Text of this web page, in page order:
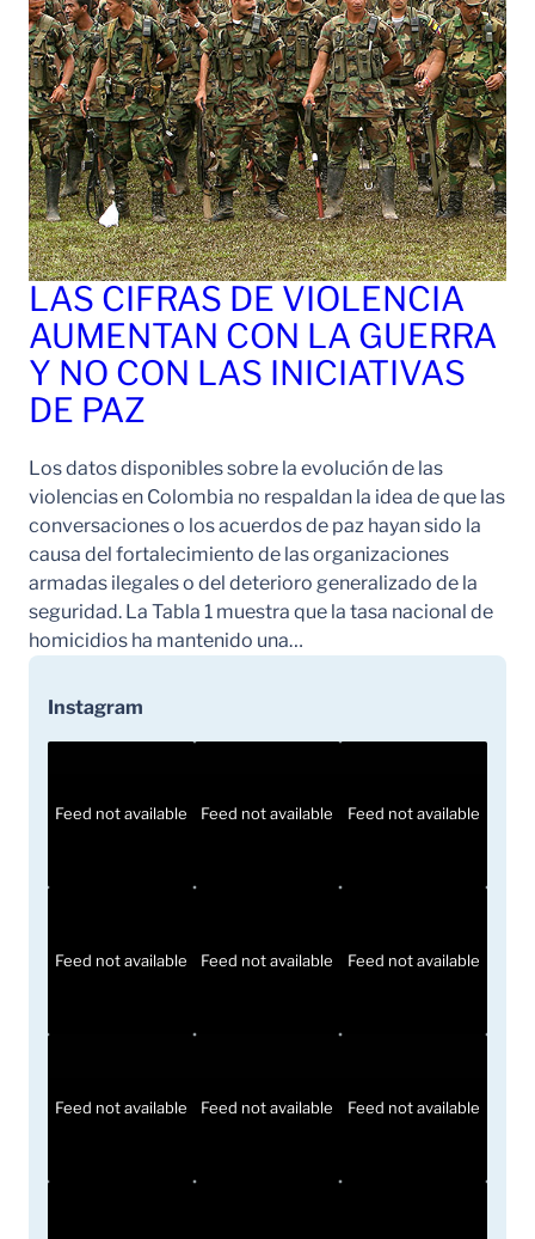
LAS CIFRAS DE VIOLENCIA
AUMENTAN CON LA GUERRA
Y NO CON LAS INICIATIVAS
DE PAZ
Los datos disponibles sobre la evolución de las
violencias en Colombia no respaldan la idea de que las
conversaciones o los acuerdos de paz hayan sido la
causa del fortalecimiento de las organizaciones
armadas ilegales o del deterioro generalizado de la
seguridad. La Tabla 1 muestra que la tasa nacional de
homicidios ha mantenido una…
Instagram
Feed not available Feed not available Feed not available
Feed not available Feed not available Feed not available
Feed not available Feed not available Feed not available